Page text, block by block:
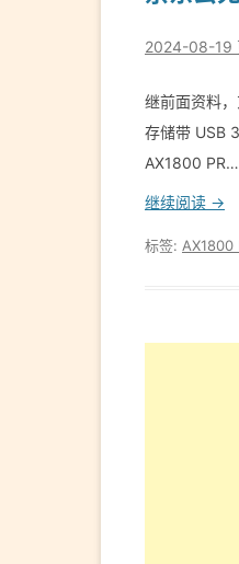
2024-08-19
继前面资料
存储带 USB
AX1800 PR…
继续阅读 →
标签: AX1800